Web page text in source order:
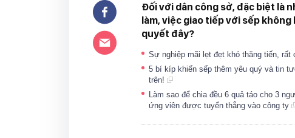
Đối với dân công sở, đặc biệt là
làm, việc giao tiếp với sếp không
quyết đây?
Sự nghiệp mãi lẹt đẹt khó thăng tiến,
5 bí kíp khiến sếp thêm yêu quý và tin
trên!
Làm sao để chia đều 6 quả táo cho 3
ứng viên được tuyển thẳng vào công ty